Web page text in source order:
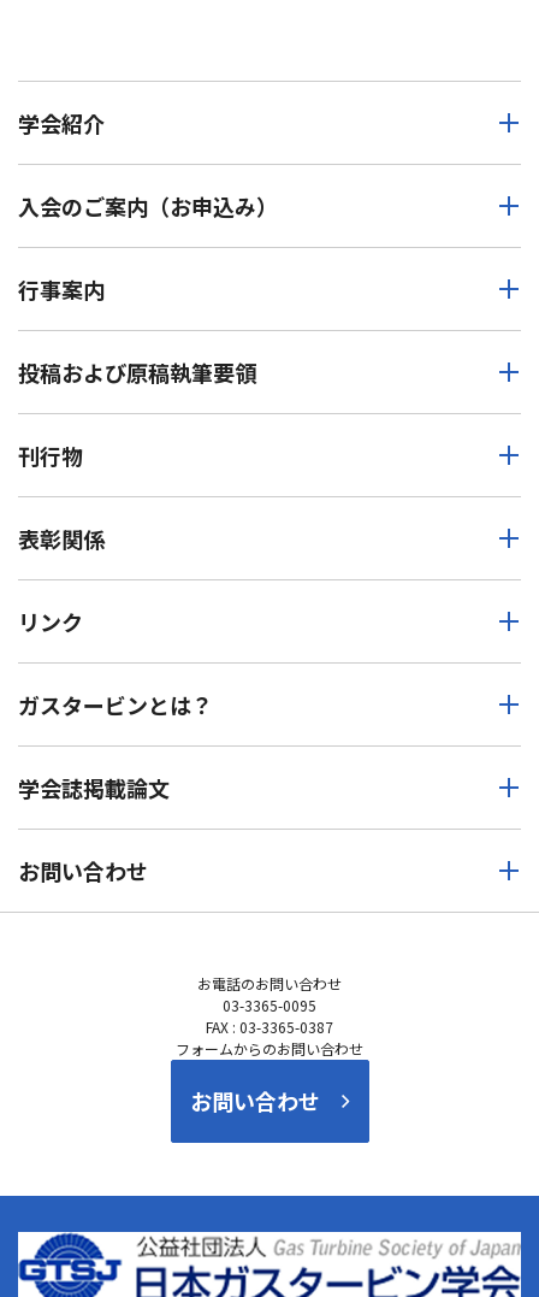
お電話のお問い合わせ
03-3365-0095
FAX : 03-3365-0387
フォームからのお問い合わせ
お問い合わせ
学会紹介
入会のご案内（お申込み）
行事案内
投稿および原稿執筆要領
刊行物
表彰関係
リンク
ガスタービンとは？
学会誌掲載論文
お問い合わせ